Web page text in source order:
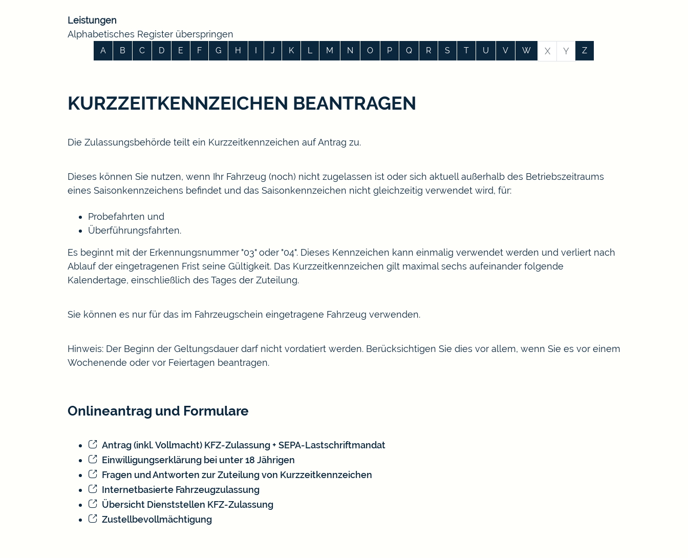
Leistungen
Alphabetisches Register überspringen
A B C D E F G H I J K L M N O P Q R S T U V W X Y Z
KURZZEITKENNZEICHEN BEANTRAGEN
Die Zulassungsbehörde teilt ein Kurzzeitkennzeichen auf Antrag zu.
Dieses können Sie nutzen, wenn Ihr Fahrzeug (noch) nicht zugelassen ist oder sich aktuell außerhalb des Betriebszeitraums
eines Saisonkennzeichens befindet und das Saisonkennzeichen nicht gleichzeitig verwendet wird, für:
Probefahrten und
Überführungsfahrten.
Es beginnt mit der Erkennungsnummer "03" oder "04". Dieses Kennzeichen kann einmalig verwendet werden und verliert nach
Ablauf der eingetragenen Frist seine Gültigkeit. Das Kurzzeitkennzeichen gilt maximal sechs aufeinander folgende
Kalendertage, einschließlich des Tages der Zuteilung.
Sie können es nur für das im Fahrzeugschein eingetragene Fahrzeug verwenden.
Hinweis: Der Beginn der Geltungsdauer darf nicht vordatiert werden. Berücksichtigen Sie dies vor allem, wenn Sie es vor einem
Wochenende oder vor Feiertagen beantragen.
Onlineantrag und Formulare
Antrag (inkl. Vollmacht) KFZ-Zulassung + SEPA-Lastschriftmandat
Einwilligungserklärung bei unter 18 Jährigen
Fragen und Antworten zur Zuteilung von Kurzzeitkennzeichen
Internetbasierte Fahrzeugzulassung
Übersicht Dienststellen KFZ-Zulassung
Zustellbevollmächtigung